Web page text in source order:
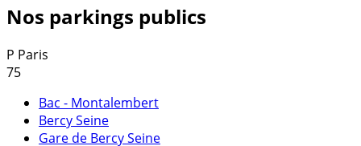
Nos parkings publics
P Paris
75
Bac - Montalembert
Bercy Seine
Gare de Bercy Seine